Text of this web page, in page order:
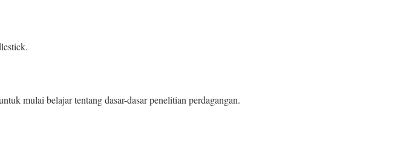
mulai belajar tentang dasar-dasar penelitian perdagangan.